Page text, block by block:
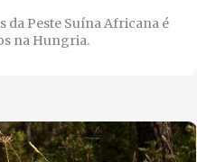
da Peste Suína Africana é
na Hungria.